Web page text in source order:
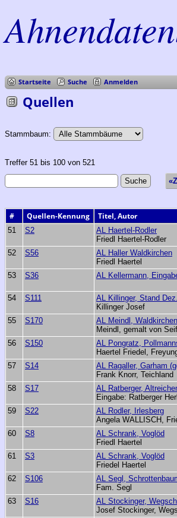
Startseite Suche Anmelden
Quellen
Stammbaum:
Treffer 51 bis 100 von 521
# Quellen-Kennung Titel, Autor
51 S2
AL Haertel-Rodler
Friedl Haertel-Rodler
52 S56
AL Haller Waldkirchen
Friedl Haertel
53 S36 AL Kellermann,
54 S111
AL Killinger, Stand
Killinger Josef
55 S170
AL Meindl,
Meindl, gemalt von
56 S150
AL Pongratz,
Haertel Friedel,
57 S14
AL Ragaller, Garham
Frank Knorr, Teichland
58 S17
AL Ratberger,
Eingabe: Ratberger
59 S22
AL Rodler, Irlesberg
Angela WALLISCH,
60 S8
AL Schrank, Voglöd
Friedl Haertel
61 S3
AL Schrank, Voglöd
Friedel Haertel
62 S106
AL Segl,
Fam. Segl
63 S16
AL Stockinger,
Josef Stockinger,